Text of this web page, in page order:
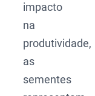
impacto
na
produtividade,
as
sementes